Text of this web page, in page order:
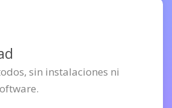
sin instalaciones ni